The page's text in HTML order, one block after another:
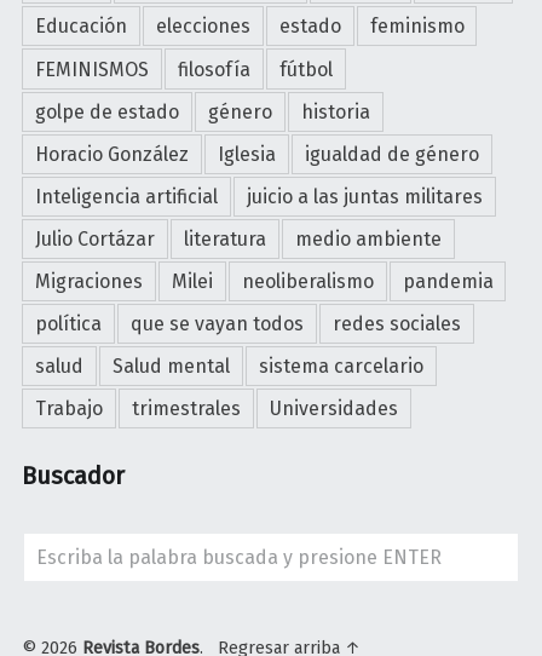
Educación
elecciones estado
feminismo
FEMINISMOS
filosofía
fútbol
golpe de estado
género
historia
Horacio González
Iglesia
igualdad de género
Inteligencia artificial
juicio a las juntas militares
Julio Cortázar
literatura
medio ambiente
Migraciones
Milei neoliberalismo
pandemia
política
que se vayan todos
redes sociales
salud
Salud mental
sistema carcelario
Trabajo
trimestrales Universidades
Buscador
Search
© 2026 Revista Bordes. Regresar arriba ↑